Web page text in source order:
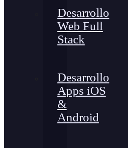
Desarrollo
Web Full
Stack
Desarrollo
Apps iOS
&
Android